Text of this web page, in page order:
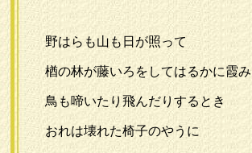
野はらも山も日が照って
楢の林が藤いろをしてはるかに霞み
鳥も啼いたり飛んだりするとき
おれは壊れた椅子のやうに